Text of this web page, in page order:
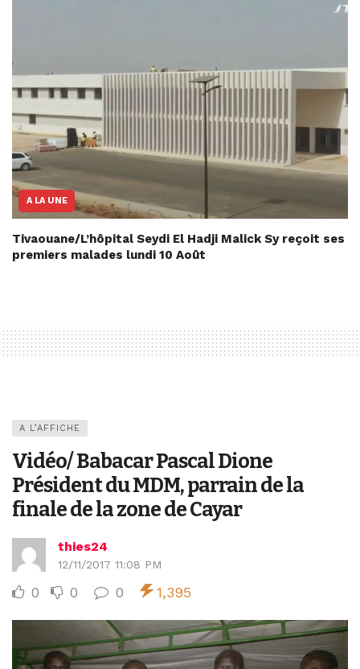
A LA UNE
Tivaouane/L’hôpital Seydi El Hadji Malick Sy reçoit ses
premiers malades lundi 10 Août
A L’AFFICHE
Vidéo/ Babacar Pascal Dione
Président du MDM, parrain de la
finale de la zone de Cayar
thies24
12/11/2017 11:08 PM
0 0 0 1,395